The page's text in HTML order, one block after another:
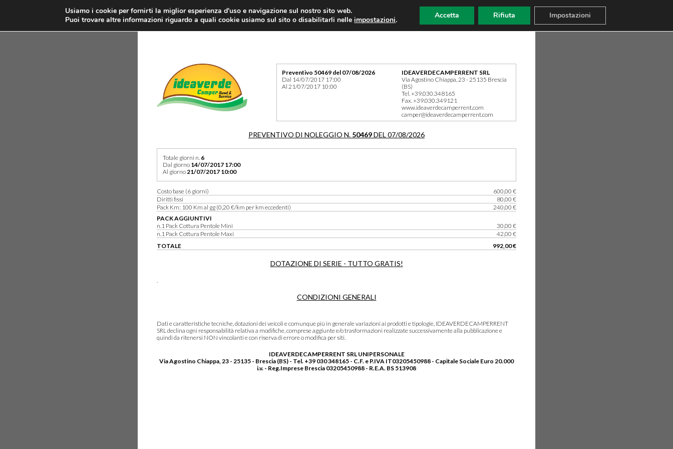
IDEAVERDECAMPERRENT SRL
Via Agostino Chiappa, 23 - 25135 Brescia
(BS)
Tel. +39.030.348165
Fax. +39.030.349121
www.ideaverdecamperrent.com
camper@ideaverdecamperrent.com
Preventivo 50469 del 07/08/2026
Dal 14/07/2017 17:00
Al 21/07/2017 10:00
PREVENTIVO DI NOLEGGIO N. 50469DEL 07/08/2026
Totale giorni n. 6
Dal giorno 14/07/2017 17:00
Al giorno21/07/2017 10:00
Costo base (6 giorni)
600,00 €
Diritti fissi
80,00 €
Pack Km: 100 Km al gg (0,20 €/km per km eccedenti)
240,00 €
PACK AGGIUNTIVI
n.1 Pack Cottura Pentole Mini
30,00 €
n.1 Pack Cottura Pentole Maxi
42,00 €
TOTALE
992,00 €
DOTAZIONE DI SERIE - TUTTO GRATIS!
CONDIZIONI GENERALI
Dati e caratteristiche tecniche, dotazioni dei veicoli e comunque più in generale variazioni ai prodotti e tipologie, IDEAVERDECAMPERRENT
SRL declina ogni responsabilità relativa a modifiche, comprese aggiunte e/o trasformazioni realizzate successivamente alla pubblicazione e
quindi da ritenersi NON vincolanti e con riserva di errore o modifica per siti.
IDEAVERDECAMPERRENT SRL UNIPERSONALE
Via Agostino Chiappa, 23 - 25135 - Brescia (BS) - Tel. +39 030 348165 - C.F. e P.IVA IT03205450988 - Capitale Sociale Euro 20.000
i.v. - Reg.Imprese Brescia 03205450988 - R.E.A. BS 513908
Usiamo i cookie per fornirti la miglior esperienza d'uso e navigazione sul nostro sito web.
Puoi trovare altre informazioni riguardo a quali cookie usiamo sul sito o disabilitarli nelleimpostazioni. Accetta Rifiuta Impostazioni